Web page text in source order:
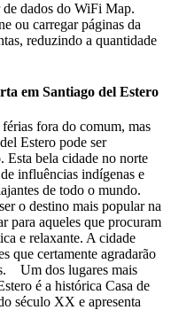
dados do WiFi Map.
ou carregar páginas da
reduzindo a quantidade
em Santiago del Estero
fora do comum, mas
Estero pode ser
Esta bela cidade no norte
influências indígenas e
de todo o mundo.
o destino mais popular na
para aqueles que procuram
e relaxante. A cidade
que certamente agradarão
Um dos lugares mais
é a histórica Casa de
século XX e apresenta